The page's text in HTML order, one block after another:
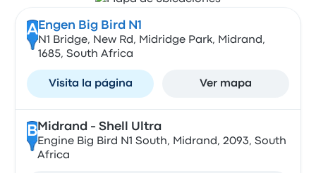
A Engen Big Bird N1
N1 Bridge, New Rd, Midridge Park, Midrand,
1685, South Africa
Visita la página Ver mapa
B Midrand - Shell Ultra
Engine Big Bird N1 South, Midrand, 2093, South
Africa